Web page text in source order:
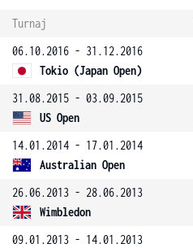
Turnaj
06.10.2016 - 31.12.2016
Tokio (Japan Open)
31.08.2015 - 03.09.2015
US Open
14.01.2014 - 17.01.2014
Australian Open
26.06.2013 - 28.06.2013
Wimbledon
09.01.2013 - 14.01.2013